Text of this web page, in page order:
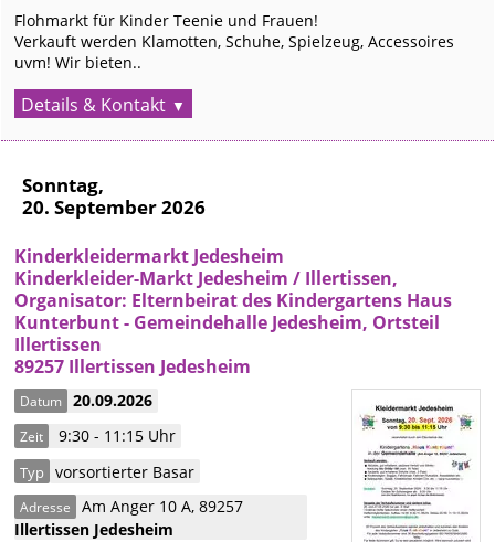
Flohmarkt für Kinder Teenie und Frauen!
Verkauft werden Klamotten, Schuhe, Spielzeug, Accessoires
uvm! Wir bieten..
Details & Kontakt
Sonntag,
20. September 2026
Kinderkleidermarkt Jedesheim
Kinderkleider-Markt Jedesheim / Illertissen,
Organisator: Elternbeirat des Kindergartens Haus
Kunterbunt - Gemeindehalle Jedesheim, Ortsteil
Illertissen
89257 Illertissen Jedesheim
Datum 20.09.2026
Zeit 9:30 - 11:15 Uhr
Typ vorsortierter Basar
Adresse Am Anger 10 A,89257
Illertissen Jedesheim